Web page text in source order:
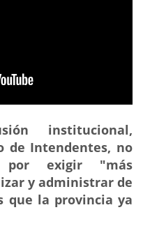
institucional,
de Intendentes, no
por exigir "más
y administrar de
que la provincia ya